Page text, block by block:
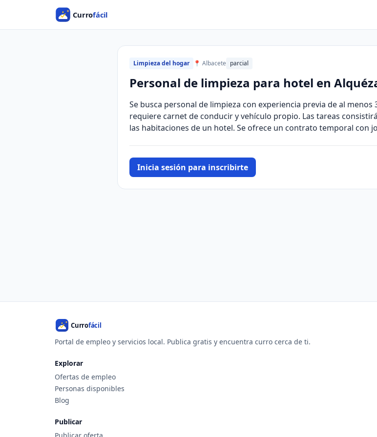
Limpieza del hogar 📍 Albacete parcial
Personal de limpieza para hotel en
Se busca personal de limpieza con experiencia previa de al menos
requiere carnet de conducir y vehículo propio. Las tareas
las habitaciones de un hotel. Se ofrece un contrato temporal con
Inicia sesión para inscribirte
Portal de empleo y servicios local. Publica gratis y encuentra curro cerca de ti.
Explorar
Ofertas de empleo
Personas disponibles
Blog
Publicar